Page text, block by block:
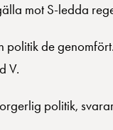
mot S-ledda
de
V.
politik,